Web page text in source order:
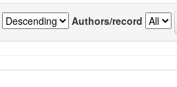
Authors/record